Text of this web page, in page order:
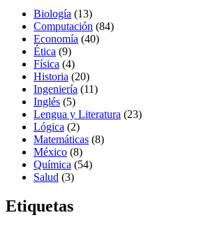
Biología (13)
Computación (84)
Economía (40)
Ética (9)
Física (4)
Historia (20)
Ingeniería (11)
Inglés (5)
Lengua y Literatura (23)
Lógica (2)
Matemáticas (8)
México (8)
Química (54)
Salud (3)
Etiquetas